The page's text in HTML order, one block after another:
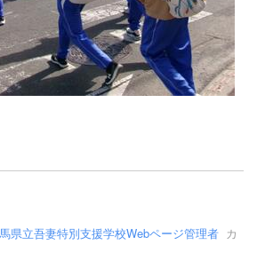
県立吾妻特別支援学校Webページ管理者 カ